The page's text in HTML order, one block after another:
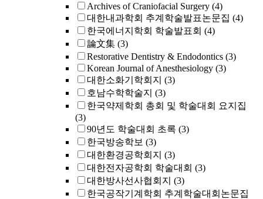
Archives of Craniofacial Surgery (4)
대한내과학회 추계학술발표논문집 (4)
한국에너지학회 학술발표회 (4)
論文集 (3)
Restorative Dentistry & Endodontics (3)
Korean Journal of Anesthesiology (3)
대한소화기학회지 (3)
호남수학학술지 (3)
한국약제학회 총회 및 학술대회 요지집
(3)
90년도 학술대회 초록 (3)
한국방송학보 (3)
대한환경공학회지 (3)
대한전자공학회 학술대회 (3)
대한방사선사협회지 (3)
한국공작기계학회 추계학술대회논문집